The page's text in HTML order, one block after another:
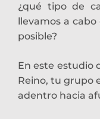
¿qué tipo de
llevamos a cabo
posible?
En este estudio
Reino, tu grupo
adentro hacia